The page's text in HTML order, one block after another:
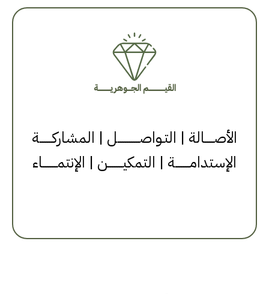
القيـــــــــــــم الجـــوهريــــــــــة
الأصـــــالة | التـواصــــــــــــل | المشاركـــــــة
الإستدامــــــــة | التمكيــــــــن | الإنتمــــــــاء